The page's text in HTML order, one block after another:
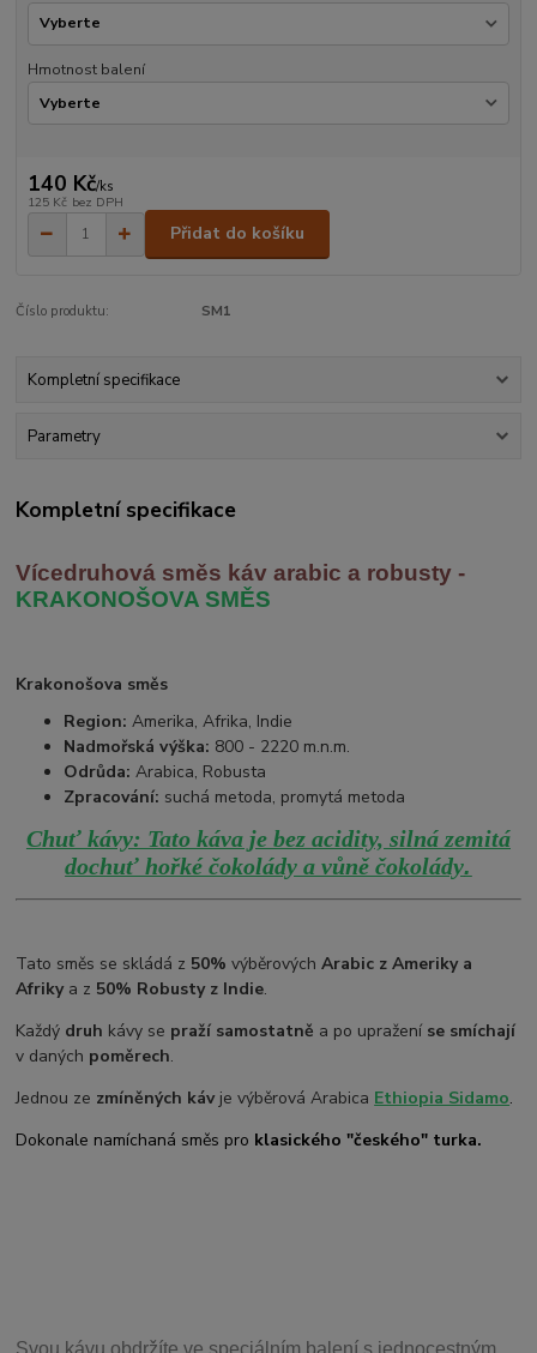
Hmotnost balení
140 Kč/ks
125 Kč bez DPH
Přidat do košíku
Číslo produktu: SM1
Kompletní specifikace
Parametry
Kompletní specifikace
Vícedruhová směs káv arabic a robusty -
KRAKONOŠOVA SMĚS
Krakonošova směs
Region: Amerika, Afrika, Indie
Nadmořská výška: 800 - 2220 m.n.m.
Odrůda: Arabica, Robusta
Zpracování: suchá metoda, promytá metoda
Chuť kávy: Tato káva je bez acidity, silná zemitá
dochuť hořké čokolády a vůně čokolády.
Tato směs se skládá z 50% výběrovýchArabic z Ameriky a
Afrikya z 50% Robusty z Indie.
Každý druh kávy se praží samostatně a po upražení se smíchají
v daných poměrech.
Jednou ze zmíněných kávje výběrová Arabica Ethiopia Sidamo.
Dokonale namíchaná směs pro klasického "českého" turka.